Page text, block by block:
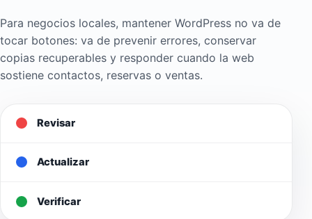
Para negocios locales, mantener WordPress no va de
tocar botones: va de prevenir errores, conservar
copias recuperables y responder cuando la web
sostiene contactos, reservas o ventas.
Revisar
Actualizar
Verificar